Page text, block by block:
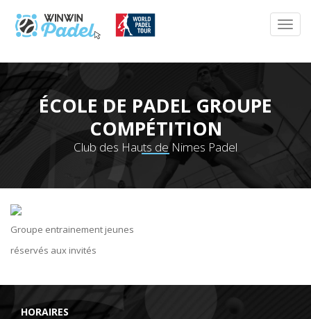
ÉCOLE DE PADEL GROUPE
COMPÉTITION
Club des Hauts de Nimes Padel
Groupe entrainement jeunes
réservés aux invités
HORAIRES